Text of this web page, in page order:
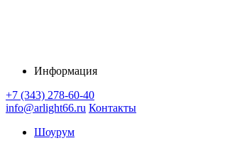
Информация
+7 (343) 278-60-40
info@arlight66.ru Контакты
Шоурум